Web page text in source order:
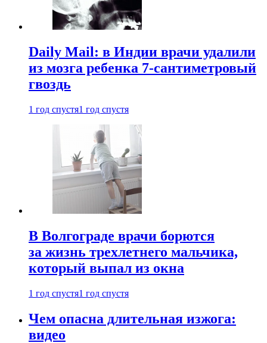
Daily Mail: в Индии врачи удалили
из мозга ребенка 7-сантиметровый
гвоздь
1 год спустя1 год спустя
В Волгограде врачи борются
за жизнь трехлетнего мальчика,
который выпал из окна
1 год спустя1 год спустя
Чем опасна длительная изжога:
видео